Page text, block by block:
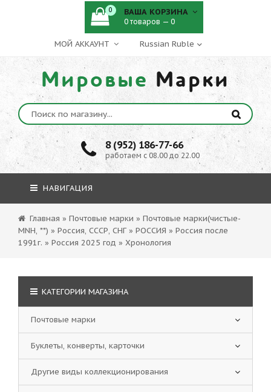
МОЙ АККАУНТ
Мировые Марки
8 (952) 186-77-66
работаем с 08.00 до 22.00
0 ВАША КОРЗИНА
0 товаров — 0
НАВИГАЦИЯ
Главная » Почтовые марки » Почтовые марки(чистые-
MNH, **) » Россия, СССР, СНГ » РОССИЯ » Россия после
1991г. » Россия 2025 год » Хронология
КАТЕГОРИИ МАГАЗИНА
Почтовые марки
Буклеты, конверты, карточки
Другие виды коллекционирования